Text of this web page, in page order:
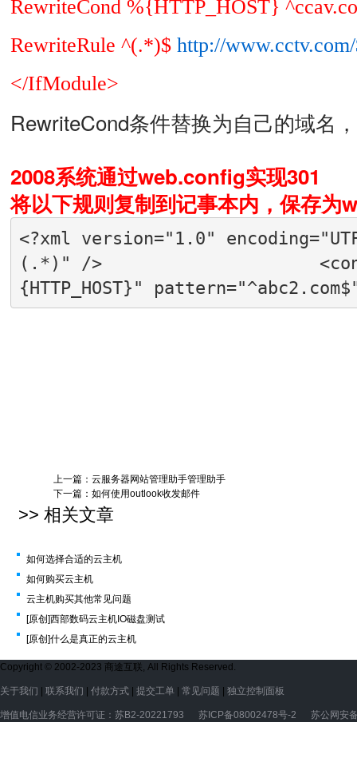
RewriteCond %{HTTP_HOST}
RewriteRule ^(.*)$ http://
</IfModule>
RewriteCond条件替换为自己的域名
2008系统通过web.config实现301
将以下规则复制到记事本内，保存
<?xml version="1.0"
(.*)" />
{HTTP_HOST}"
上一篇： 云服务器网站管理助手管理助手
下一篇： 如何使用outlook收发邮件
>> 相关文章
如何选择合适的云主机
如何购买云主机
云主机购买其他常见问题
[原创]西部数码云主机IO磁盘测试
[原创]什么是真正的云主机
Copyright © 2002-2023 商途互联, All Rights Reserved.
关于我们 联系我们 付款方式 提交工单 常见问题 独立控制面板
增值电信业务经营许可证：苏B2-20221793 苏ICP备08002478号-2 苏公网安